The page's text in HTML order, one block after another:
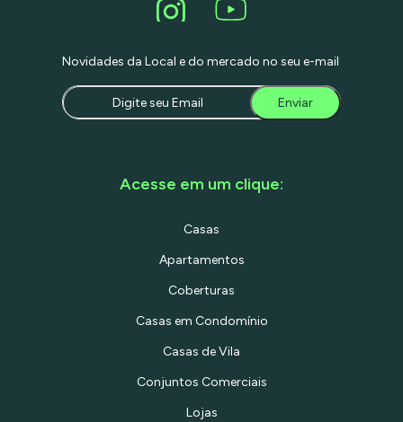
Novidades da Local e do mercado no seu e-mail
Enviar
Acesse em um clique:
Casas
Apartamentos
Coberturas
Casas em Condomínio
Casas de Vila
Conjuntos Comerciais
Lojas